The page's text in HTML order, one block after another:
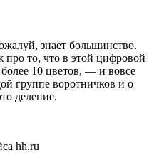
знает большинство.
то, что в этой цифровой
10 цветов, — и вовсе
группе воротничков и о
деление.
hh.ru